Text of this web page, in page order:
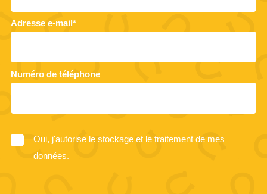
Adresse e-mail*
Numéro de téléphone
Oui, j'autorise le stockage et le traitement de mes
données.